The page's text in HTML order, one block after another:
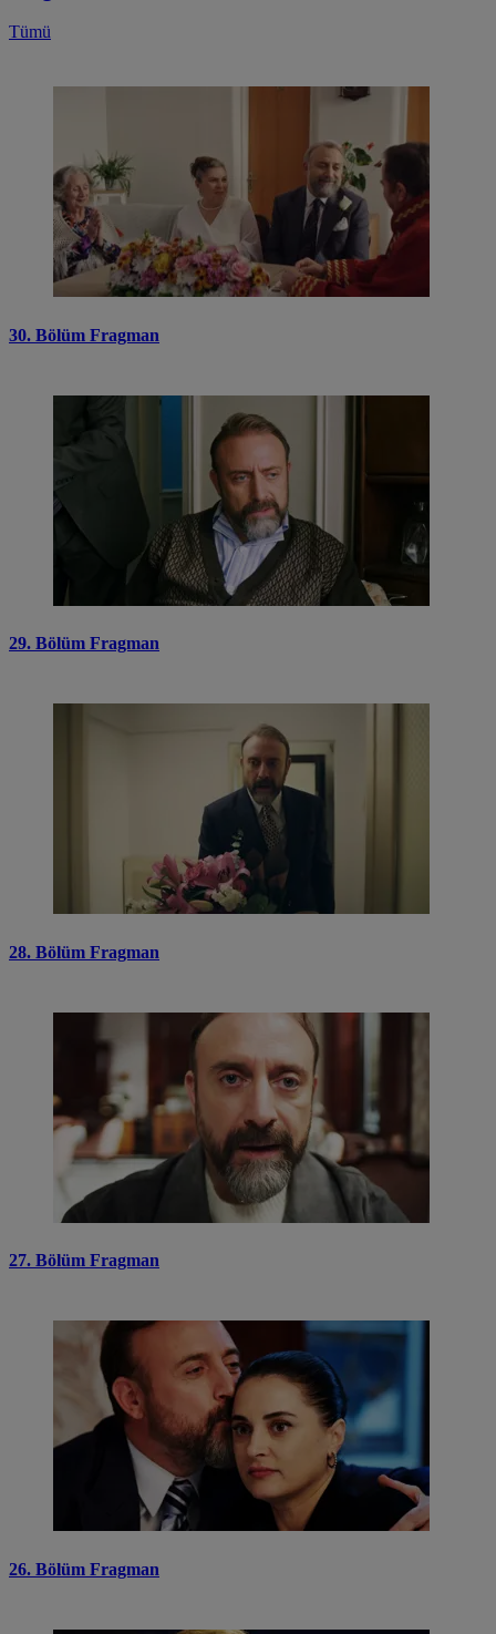
Tümü
30. Bölüm Fragman
29. Bölüm Fragman
28. Bölüm Fragman
27. Bölüm Fragman
26. Bölüm Fragman